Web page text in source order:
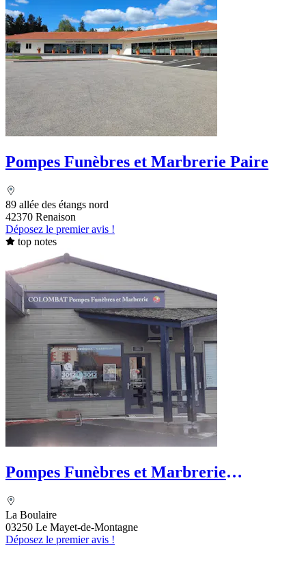
Pompes Funèbres et Marbrerie Paire
89 allée des étangs nord
42370 Renaison
Déposez le premier avis !
top notes
Pompes Funèbres et Marbrerie
La Boulaire
03250 Le Mayet-de-Montagne
Déposez le premier avis !